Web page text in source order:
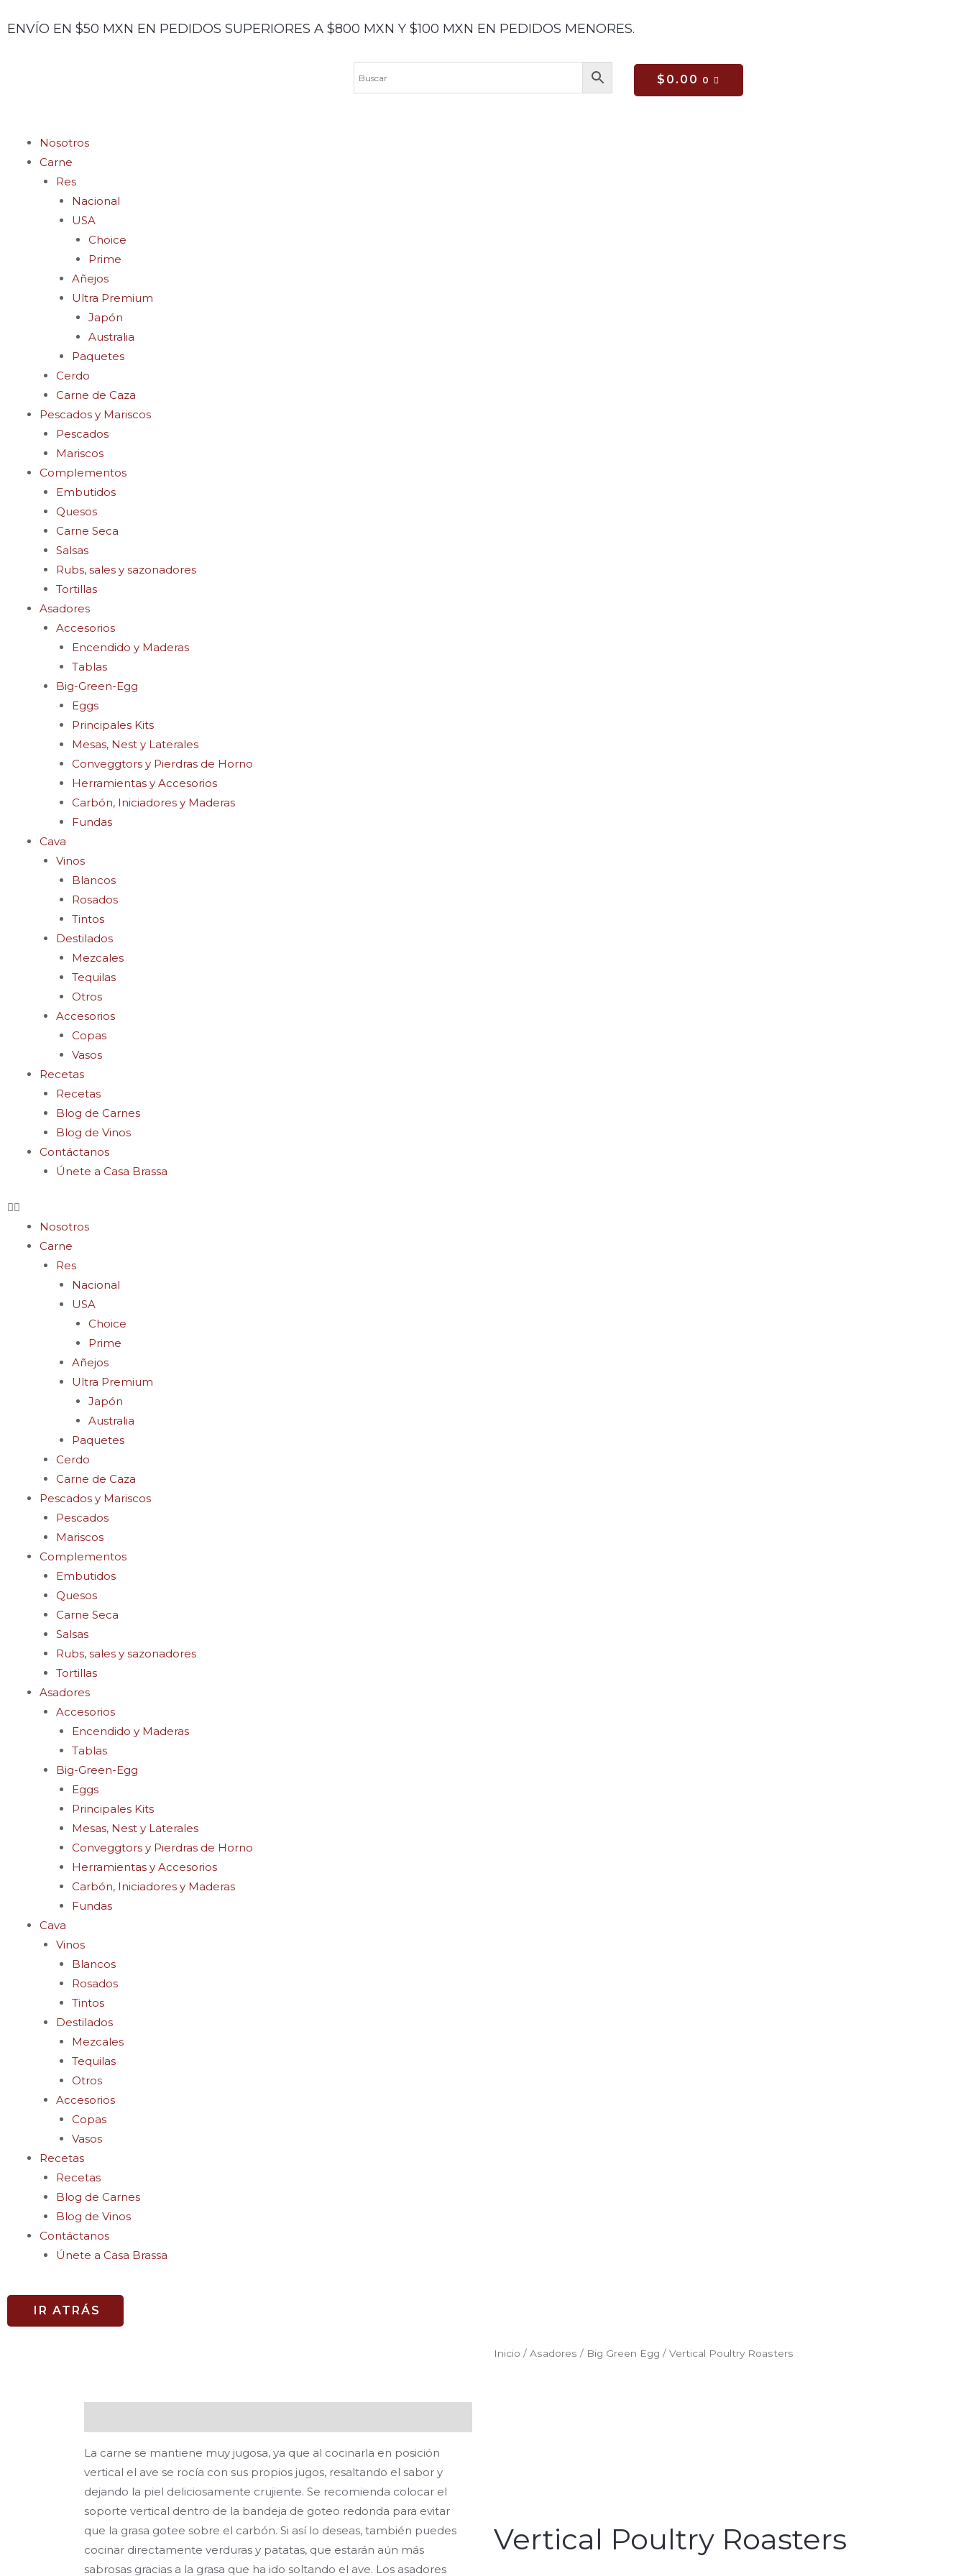
alENVÍO EN $50 MXN EN PEDIDOS SUPERIORES A $800 MXN Y $100 MXN EN PEDIDOS MENORES.
$ 0.00 0
CART
Nosotros
Carne
Res
Nacional
USA
Choice
Prime
Añejos
Ultra Premium
Japón
Australia
Paquetes
Cerdo
Carne de Caza
Pescados y Mariscos
Pescados
Mariscos
Complementos
Embutidos
Quesos
Carne Seca
Salsas
Rubs, sales y sazonadores
Tortillas
Asadores
Accesorios
Encendido y Maderas
Tablas
Big-Green-Egg
Eggs
Principales Kits
Mesas, Nest y Laterales
Conveggtors y Pierdras de Horno
Herramientas y Accesorios
Carbón, Iniciadores y Maderas
Fundas
Cava
Vinos
Blancos
Rosados
Tintos
Destilados
Mezcales
Tequilas
Otros
Accesorios
Copas
Vasos
Recetas
Recetas
Blog de Carnes
Blog de Vinos
Contáctanos
Únete a Casa Brassa
Menu
Nosotros
Carne
Res
Nacional
USA
Choice
Prime
Añejos
Ultra Premium
Japón
Australia
Paquetes
Cerdo
Carne de Caza
Pescados y Mariscos
Pescados
Mariscos
Complementos
Embutidos
Quesos
Carne Seca
Salsas
Rubs, sales y sazonadores
Tortillas
Asadores
Accesorios
Encendido y Maderas
Tablas
Big-Green-Egg
Eggs
Principales Kits
Mesas, Nest y Laterales
Conveggtors y Pierdras de Horno
Herramientas y Accesorios
Carbón, Iniciadores y Maderas
Fundas
Cava
Vinos
Blancos
Rosados
Tintos
Destilados
Mezcales
Tequilas
Otros
Accesorios
Copas
Vasos
Recetas
Recetas
Blog de Carnes
Blog de Vinos
Contáctanos
Únete a Casa Brassa
IR ATRÁS
La carne se mantiene muy jugosa, ya que al cocinarla en posición
vertical el ave se rocía con sus propios jugos, resaltando el sabor y
dejando la piel deliciosamente crujiente. Se recomienda colocar el
soporte vertical dentro de la bandeja de goteo redonda para evitar
que la grasa gotee sobre el carbón. Si así lo deseas, también puedes
cocinar directamente verduras y patatas, que estarán aún más
sabrosas gracias a la grasa que ha ido soltando el ave. Los asadores
Inicio / Asadores / Big Green Egg / Vertical Poultry Roasters
Vertical Poultry Roasters